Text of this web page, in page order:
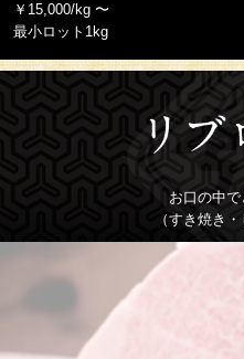
￥15,000/kg 〜
最小ロット1kg
お口の中で
（すき焼き